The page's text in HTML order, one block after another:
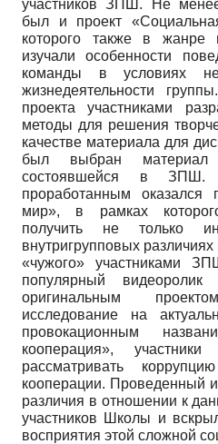
участников ЗПШ. Не
был и проект
которого также в жанре
изучали особенности
команды в условиях
жизнедеятельности
проекта участниками
методы для решения
качестве материала для
был выбран материал
состоявшейся в ЗПШ.
проработанным
мир», в рамках
получить не только
внутригрупповых
«чужого» участниками
популярный
оригинальным
исследование на
провокационным
кооперация»,
рассматривать
кооперации. Проведенный
различия в отношении к
участников Школы и
восприятия этой сложной